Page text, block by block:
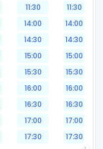
11:30
14:00
14:30
15:00
15:30
16:00
16:30
17:00
17:30
11:30
14:00
14:30
15:00
15:30
16:00
16:30
17:00
17:30